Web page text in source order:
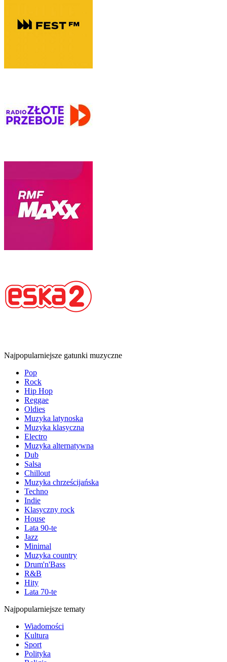
Najpopularniejsze gatunki muzyczne
Pop
Rock
Hip Hop
Reggae
Oldies
Muzyka latynoska
Muzyka klasyczna
Electro
Muzyka alternatywna
Dub
Salsa
Chillout
Muzyka chrześcijańska
Techno
Indie
Klasyczny rock
House
Lata 90-te
Jazz
Minimal
Muzyka country
Drum'n'Bass
R&B
Hity
Lata 70-te
Najpopularniejsze tematy
Wiadomości
Kultura
Sport
Polityka